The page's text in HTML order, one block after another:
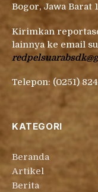
Bogor, Jawa Barat
Kirimkan
lainnya ke email
Telepon: (0251)
KATEGORI
Beranda
Artikel
Berita